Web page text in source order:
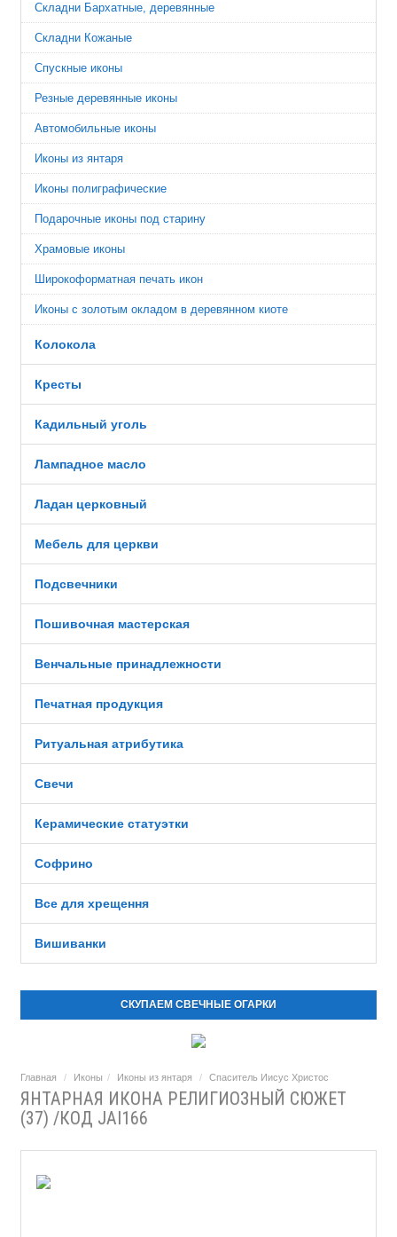
Складни Бархатные, деревянные
Складни Кожаные
Спускные иконы
Резные деревянные иконы
Автомобильные иконы
Иконы из янтаря
Иконы полиграфические
Подарочные иконы под старину
Храмовые иконы
Широкоформатная печать икон
Иконы с золотым окладом в деревянном киоте
Колокола
Кресты
Кадильный уголь
Лампадное масло
Ладан церковный
Мебель для церкви
Подсвечники
Пошивочная мастерская
Венчальные принадлежности
Печатная продукция
Ритуальная атрибутика
Свечи
Керамические статуэтки
Софрино
Все для хрещення
Вишиванки
СКУПАЕМ СВЕЧНЫЕ ОГАРКИ
Главная Иконы Иконы из янтаря Спаситель Иисус Христос
ЯНТАРНАЯ ИКОНА РЕЛИГИОЗНЫЙ СЮЖЕТ
(37) /КОД JAI166